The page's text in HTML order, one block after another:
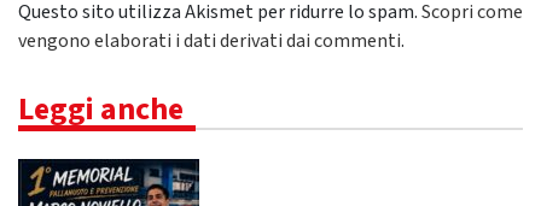
Questo sito utilizza Akismet per ridurre lo spam.Scopri come
vengono elaborati i dati derivati dai commenti.
Leggi anche